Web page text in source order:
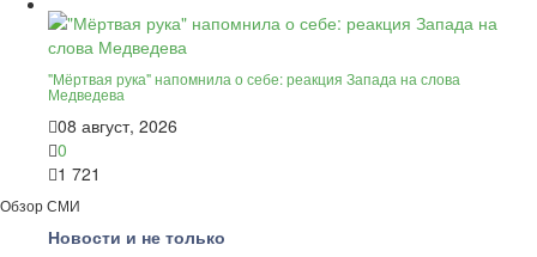
"Мёртвая рука" напомнила о себе: реакция Запада на слова
Медведева
08 август, 2026
0
1 721
Обзор СМИ
Новости и не только